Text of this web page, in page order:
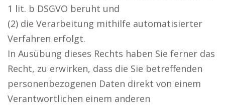
1 lit. b DSGVO beruht und
(2) die Verarbeitung mithilfe automatisierter
Verfahren erfolgt.
In Ausübung dieses Rechts haben Sie ferner das
Recht, zu erwirken, dass die Sie betreffenden
personenbezogenen Daten direkt von einem
Verantwortlichen einem anderen